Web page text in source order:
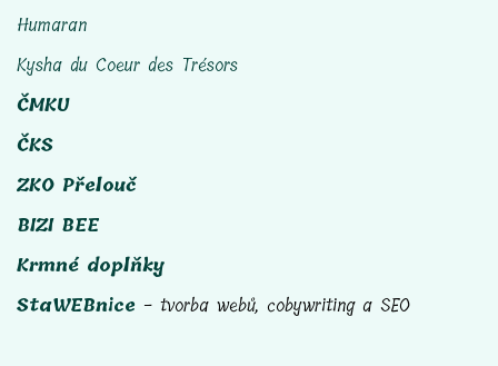
Humaran
Kysha du Coeur des Trésors
ČMKU
ČKS
ZKO Přelouč
BIZI BEE
Krmné doplňky
StaWEBnice - tvorba webů, cobywriting a SEO